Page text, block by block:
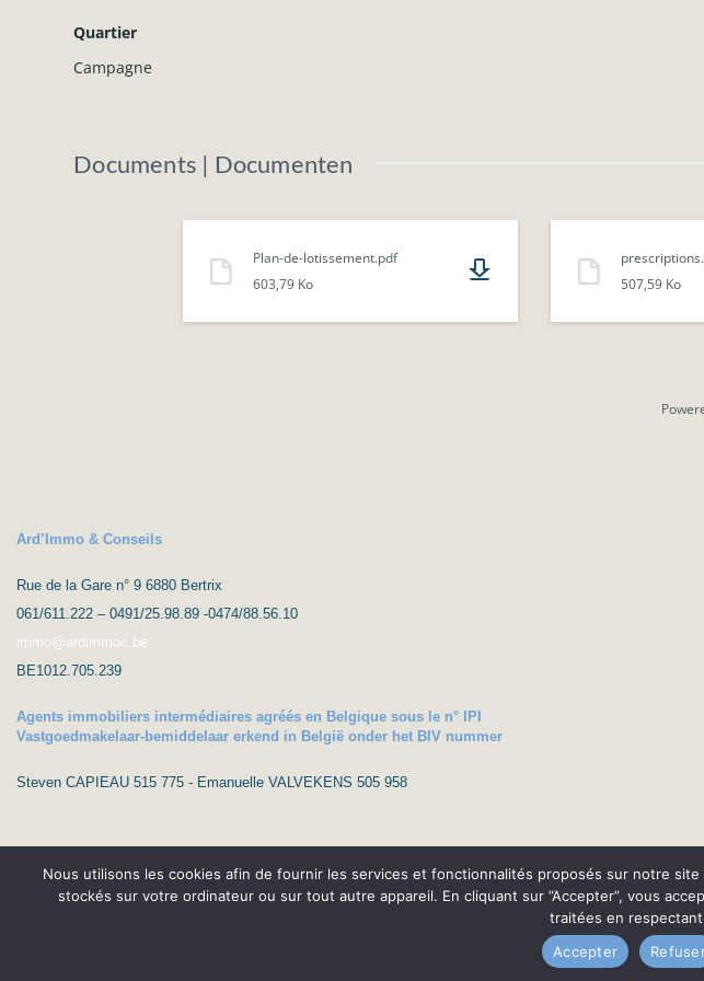
Quartier
Campagne
Documents | Documenten
Plan-de-lotissement.pdf
603,79 Ko
507,59 Ko
Ard’Immo & Conseils
Rue de la Gare n° 9 6880 Bertrix
061/611.222 – 0491/25.98.89 -0474/88.56.10
immo@ardimmoc.be
BE1012.705.239
Agents immobiliers intermédiaires agréés en Belgique sous le n° IPI
Vastgoedmakelaar-bemiddelaar erkend in België onder het BIV nummer
Steven CAPIEAU 515 775 - Emanuelle VALVEKENS 505 958
(c) Ard’Immo & Conseils Protection de la
Nous utilisons les cookies afin de fournir les services et fonctionnalités proposés sur notre
stockés sur votre ordinateur ou sur tout autre appareil. En cliquant sur ”Accepter”, vous
traitées en respectant
Accepter